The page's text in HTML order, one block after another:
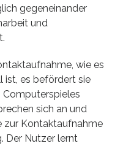
gegeneinander
und
wie es
ist, es befördert sie
Computerspieles
sich an und
zur Kontaktaufnahme
Der Nutzer lernt